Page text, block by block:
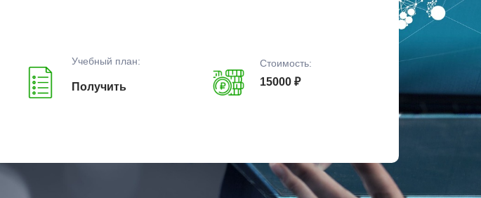
Учебный план:
Получить
Стоимость:
15000 ₽